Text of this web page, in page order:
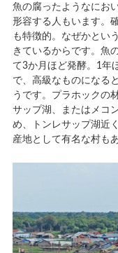
魚の腐ったようなにお
形容する人もいます。
も特徴的。なぜかとい
きているからです。魚
て3か月ほど発酵。1年
で、高級なものになる
うです。プラホックの
サップ湖、またはメコ
め、トンレサップ湖近
産地として有名な村も